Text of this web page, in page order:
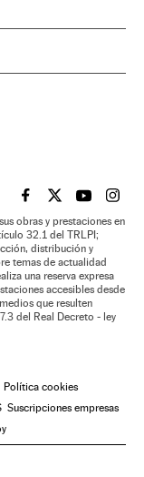
EL PAÍS BRASIL EN
EL PAÍSEL PAÍS
EL
obras y prestaciones en
32.1 del TRLPI;
distribución y
temas de actualidad
una reserva expresa
accesibles desde
que resulten
del Real Decreto - ley
Política cookies
Suscripciones empresas